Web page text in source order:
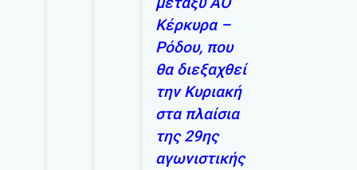
Κέρκυρα –
Ρόδου, που
θα διεξαχθεί
την Κυριακή
στα πλαίσια
της 29ης
αγωνιστικής